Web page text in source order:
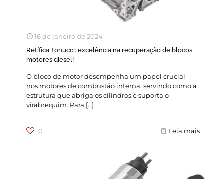
16 de janeiro de 2024
Retífica Tonucci: excelência na recuperação de blocos
motores diesel!
O bloco de motor desempenha um papel crucial
nos motores de combustão interna, servindo como a
estrutura que abriga os cilindros e suporta o
virabrequim. Para […]
0 Leia mais